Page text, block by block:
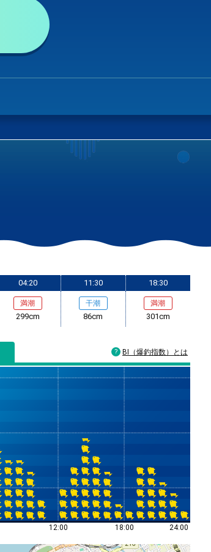
04:20
満潮
299cm
11:30
干潮
86cm
18:30
満潮
301cm
12:00 18:00 24:00
BI（爆釣指数）とは